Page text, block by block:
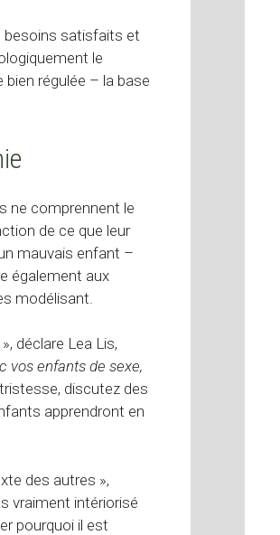
besoins satisfaits et
le
régulée – la base
ne comprennent le
de ce que leur
mauvais enfant –
également aux
modélisant.
déclare Lea Lis,
vos enfants de sexe,
discutez des
apprendront en
des autres »,
vraiment intériorisé
pourquoi il est